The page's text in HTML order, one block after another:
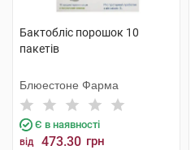
Бактобліс порошок 10
пакетів
Блюестоне Фарма
Є в наявності
від 473.30 грн